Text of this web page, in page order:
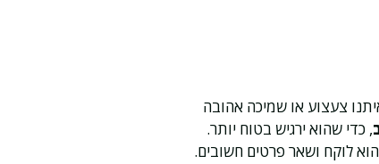
צעצוע או שמיכה אהובה
, כדי שהוא ירגיש בטוח יותר.
לוקח ושאר פרטים חשובים.